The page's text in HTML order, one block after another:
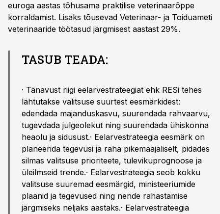
euroga aastas tõhusama praktilise veterinaarõppe
korraldamist. Lisaks tõusevad Veterinaar- ja Toiduameti
veterinaaride töötasud järgmisest aastast 29%.
TASUB TEADA:
· Tänavust riigi eelarvestrateegiat ehk RESi tehes
lähtutakse valitsuse suurtest eesmärkidest:
edendada majanduskasvu, suurendada rahvaarvu,
tugevdada julgeolekut ning suurendada ühiskonna
heaolu ja sidusust.· Eelarvestrateegia eesmärk on
planeerida tegevusi ja raha pikemaajaliselt, pidades
silmas valitsuse prioriteete, tulevikuprognoose ja
üleilmseid trende.· Eelarvestrateegia seob kokku
valitsuse suuremad eesmärgid, ministeeriumide
plaanid ja tegevused ning nende rahastamise
järgmiseks neljaks aastaks.· Eelarvestrateegia